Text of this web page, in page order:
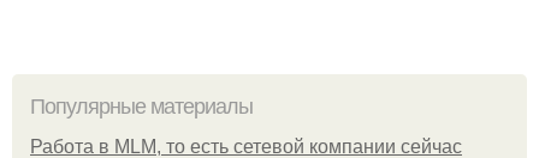
Популярные материалы
Работа в MLM, то есть сетевой компании сейчас